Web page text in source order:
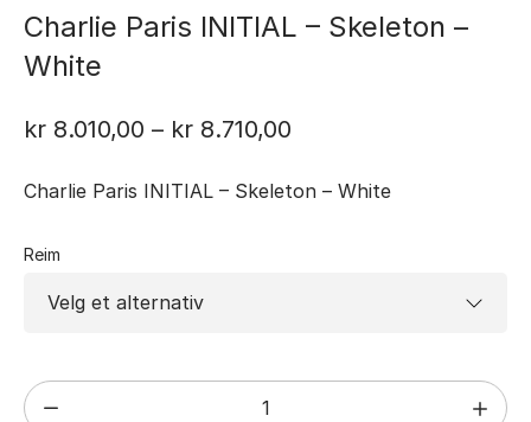
Charlie Paris INITIAL – Skeleton –
White
kr 8.010,00 – kr 8.710,00
Charlie Paris INITIAL – Skeleton – White
Reim
Charlie